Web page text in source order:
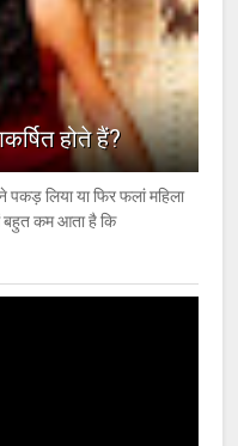
होते हैं?
लिया या फिर फलां महिला
बहुत कम आता है कि